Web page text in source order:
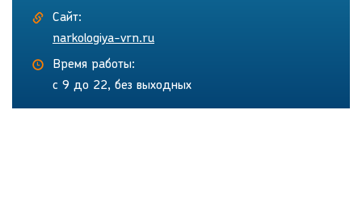
Сайт:
narkologiya-vrn.ru
Время работы:
с 9 до 22, без выходных